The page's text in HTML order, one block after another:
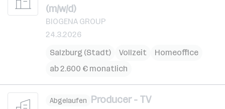
(m/w/d)
BIOGENA GROUP
24.3.2026
Salzburg (Stadt)
Vollzeit
Homeoffice
ab 2.600 € monatlich
Abgelaufen Producer - TV